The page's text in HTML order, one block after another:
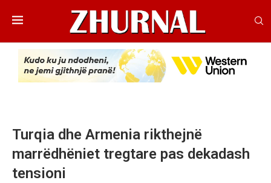
Turqia dhe Armenia rikthejnë
marrëdhëniet tregtare pas dekadash
tensioni